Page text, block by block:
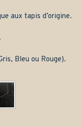
aux tapis d’origine.
Bleu ou Rouge).